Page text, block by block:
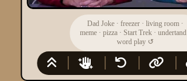
Dad Joke ·freezer ·living room ·
meme ·pizza · Start Trek ·undertand
word play ↺